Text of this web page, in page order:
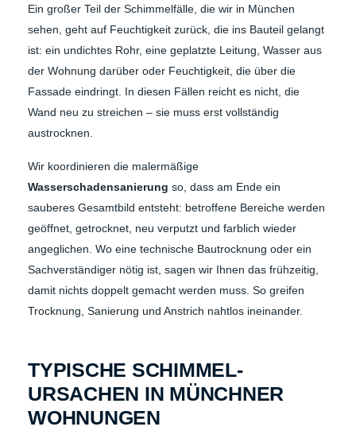
Ein großer Teil der Schimmelfälle, die wir in München
sehen, geht auf Feuchtigkeit zurück, die ins Bauteil gelangt
ist: ein undichtes Rohr, eine geplatzte Leitung, Wasser aus
der Wohnung darüber oder Feuchtigkeit, die über die
Fassade eindringt. In diesen Fällen reicht es nicht, die
Wand neu zu streichen – sie muss erst vollständig
austrocknen.
Wir koordinieren die malermäßige
Wasserschadensanierung so, dass am Ende ein
sauberes Gesamtbild entsteht: betroffene Bereiche werden
geöffnet, getrocknet, neu verputzt und farblich wieder
angeglichen. Wo eine technische Bautrocknung oder ein
Sachverständiger nötig ist, sagen wir Ihnen das frühzeitig,
damit nichts doppelt gemacht werden muss. So greifen
Trocknung, Sanierung und Anstrich nahtlos ineinander.
TYPISCHE SCHIMMEL-
URSACHEN IN MÜNCHNER
WOHNUNGEN